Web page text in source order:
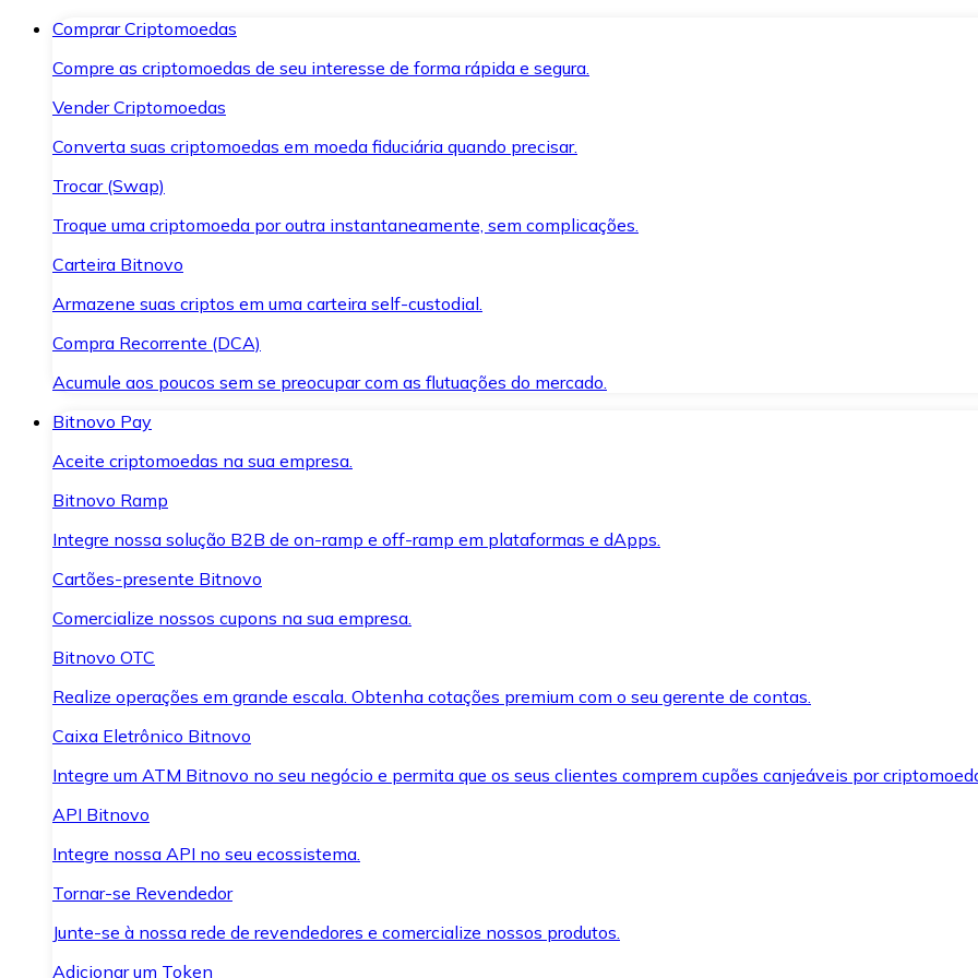
Comprar Criptomoedas
Compre as criptomoedas de seu interesse de forma rápida e segura.
Vender Criptomoedas
Converta suas criptomoedas em moeda fiduciária quando precisar.
Trocar (Swap)
Troque uma criptomoeda por outra instantaneamente, sem complicações.
Carteira Bitnovo
Armazene suas criptos em uma carteira self-custodial.
Compra Recorrente (DCA)
Acumule aos poucos sem se preocupar com as flutuações do mercado.
Bitnovo Pay
Aceite criptomoedas na sua empresa.
Bitnovo Ramp
Integre nossa solução B2B de on-ramp e off-ramp em plataformas e dApps.
Cartões-presente Bitnovo
Comercialize nossos cupons na sua empresa.
Bitnovo OTC
Realize operações em grande escala. Obtenha cotações premium com o seu gerente de contas.
Caixa Eletrônico Bitnovo
Integre um ATM Bitnovo no seu negócio e permita que os seus clientes comprem cupões canjeáveis por
API Bitnovo
Integre nossa API no seu ecossistema.
Tornar-se Revendedor
Junte-se à nossa rede de revendedores e comercialize nossos produtos.
Adicionar um Token